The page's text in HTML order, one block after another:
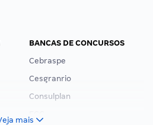
BANCAS DE CONCURSOS
Cebraspe
Cesgranrio
Consulplan
mais